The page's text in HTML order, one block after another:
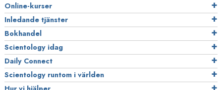
Online-kurser
Inledande tjänster
Bokhandel
Scientology idag
Daily Connect
Scientology runtom i världen